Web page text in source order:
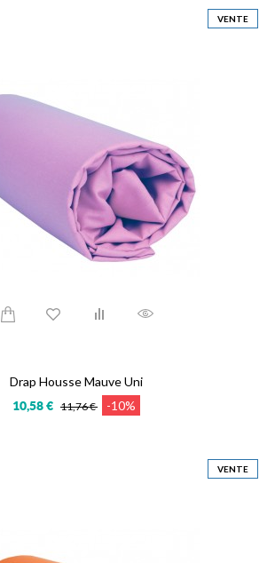
VENTE
Drap Housse Mauve Uni
10,58 € 11,76 € -10%
VENTE